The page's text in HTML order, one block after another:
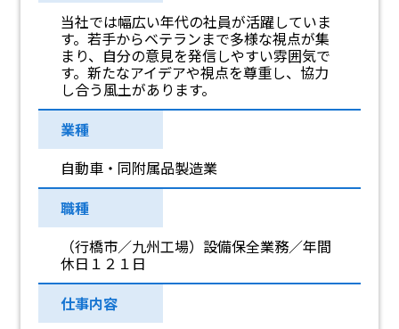
当社では幅広い年代の社員が活躍していま
す。若手からベテランまで多様な視点が集
まり、自分の意見を発信しやすい雰囲気で
す。新たなアイデアや視点を尊重し、協力
し合う風土があります。
業種
自動車・同附属品製造業
職種
（行橋市／九州工場）設備保全業務／年間
休日１２１日
仕事内容